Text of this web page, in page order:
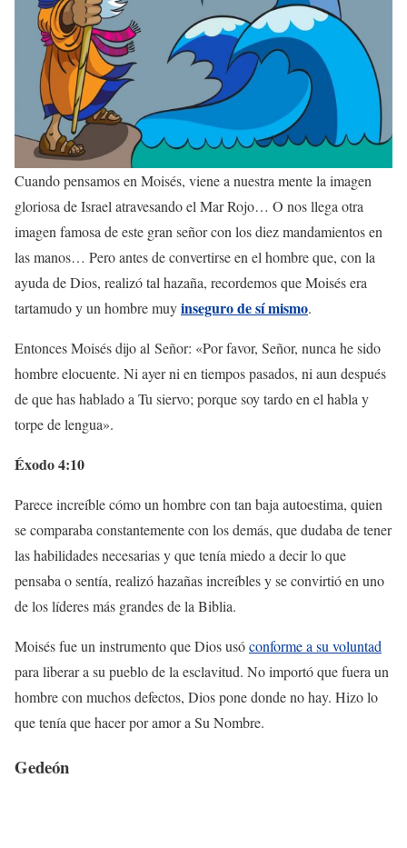
Cuando pensamos en Moisés, viene a nuestra mente la imagen
gloriosa de Israel atravesando el Mar Rojo… O nos llega otra
imagen famosa de este gran señor con los diez mandamientos en
las manos… Pero antes de convertirse en el hombre que, con la
ayuda de Dios, realizó tal hazaña, recordemos que Moisés era
tartamudo y un hombre muyinseguro de sí mismo.
Entonces Moisés dijo al Señor: «Por favor, Señor, nunca he sido
hombre elocuente. Ni ayer ni en tiempos pasados, ni aun después
de que has hablado a Tu siervo; porque soy tardo en el habla y
torpe de lengua».
Éxodo 4:10
Parece increíble cómo un hombre con tan baja autoestima, quien
se comparaba constantemente con los demás, que dudaba de tener
las habilidades necesarias y que tenía miedo a decir lo que
pensaba o sentía, realizó hazañas increíbles y se convirtió en uno
de los líderes más grandes de la Biblia.
Moisés fue un instrumento que Dios usóconforme a su voluntad
para liberar a su pueblo de la esclavitud. No importó que fuera un
hombre con muchos defectos, Dios pone donde no hay. Hizo lo
que tenía que hacer por amor a Su Nombre.
Gedeón